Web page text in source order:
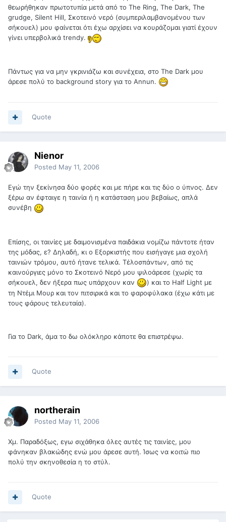
θεωρήθηκαν πρωτοτυπία μετά από το The Ring, The Dark, The
grudge, Silent Hill, Σκοτεινό νερό (συμπεριλαμβανομένου των
σήκουελ) μου φαίνεται ότι έχω αρχίσει να κουράζομαι γιατί έχουν
γίνει υπερβολικά trendy.
Πάντως για να μην γκρινιάζω και συνέχεια, στο The Dark μου
άρεσε πολύ το background story για το Αnnun.
Quote
Nienor
Posted May 11, 2006
Εγώ την ξεκίνησα δύο φορές και με πήρε και τις δύο ο ύπνος. Δεν
ξέρω αν έφταιγε η ταινία ή η κατάσταση μου βεβαίως, απλά
συνέβη
Επίσης, οι ταινίες με δαιμονισμένα παιδάκια νομίζω πάντοτε ήταν
της μόδας, ε? Δηλαδή, κι ο Εξορκιστής που εισήγαγε μια σχολή
ταινιών τρόμου, αυτό ήτανε τελικά. Τέλοσπάντων, από τις
καινούργιες μόνο το Σκοτεινό Νερό μου ψιλοάρεσε (χωρίς τα
σήκουελ, δεν ήξερα πως υπάρχουν καν
) και το Half Light με
τη Ντέμι Μουρ και τον πιτσιρικά και το φαροφύλακα (έχω κάτι με
τους φάρους τελευταία).
Για το Dark, άμα το δω ολόκληρο κάποτε θα επιστρέψω.
Quote
northerain
Posted May 11, 2006
Χμ. Παραδόξως, εγω σιχάθηκα όλες αυτές τις ταινίες, μου
φάνηκαν βλακώδης ενώ μου άρεσε αυτή. Ίσως να κοιτώ πιο
πολύ την σκηνοθεσία η το στύλ.
Quote